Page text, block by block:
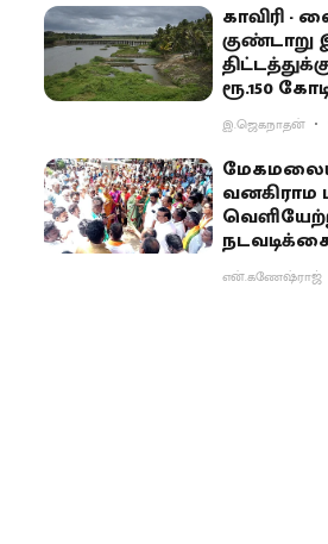
காவிரி -
ரூ.150
ஏமாற்றம்
இ.ஜெகநாதன்
ஆர்ப்பாட்டம்
என்.கணேஷ்ராஜ்